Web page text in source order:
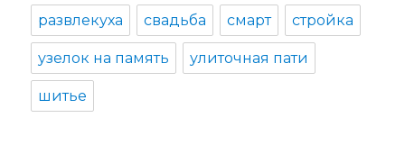
развлекуха свадьба смарт стройка
узелок на память улиточная пати
шитье